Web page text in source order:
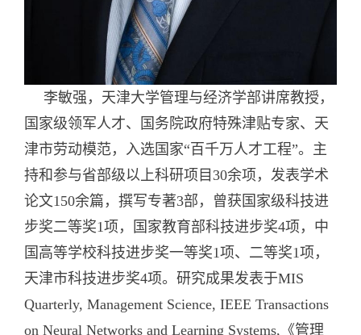
李敏强，天津大学管理与经济学部讲席教授，
国家级领军人才、国务院政府特殊津贴专家、天
津市劳动模范，入选国家“百千万人才工程”。主
持和参与省部级以上科研项目30余项，发表学术
论文150余篇，撰写专著3部，曾获国家级科技进
步奖二等奖1项，国家教育部科技进步奖4项，中
国高等学校科技进步奖一等奖1项、二等奖1项，
天津市科技进步奖4项。研究成果发表于MIS
Quarterly, Management Science, IEEE Transactions
on Neural Networks and Learning Systems,《管理